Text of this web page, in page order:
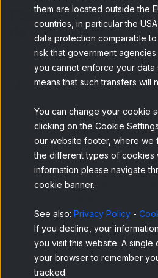
them are located outside the
countries, in particular the
data protection comparable
risk that government
you cannot enforce your data
means that such transfers will
You can change your cookie
clicking on the Cookie
our website footer, where we
the different types of cookies
information please navigate
cookie banner.
See also: Privacy Policy -
If you decline, your
you visit this website. A
your browser to remember
tracked.
ESOMAR Latin
de encuentro del
Home Blog
La semana pasada se
Accelerating Growth”,
ESOMAR en la región
evento, punto de
la industria de